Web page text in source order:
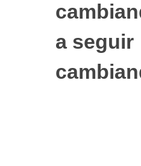
a seguir